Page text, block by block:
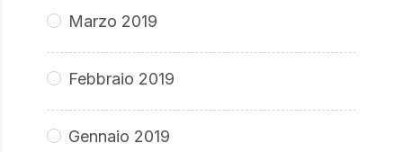
Marzo 2019
Febbraio 2019
Gennaio 2019